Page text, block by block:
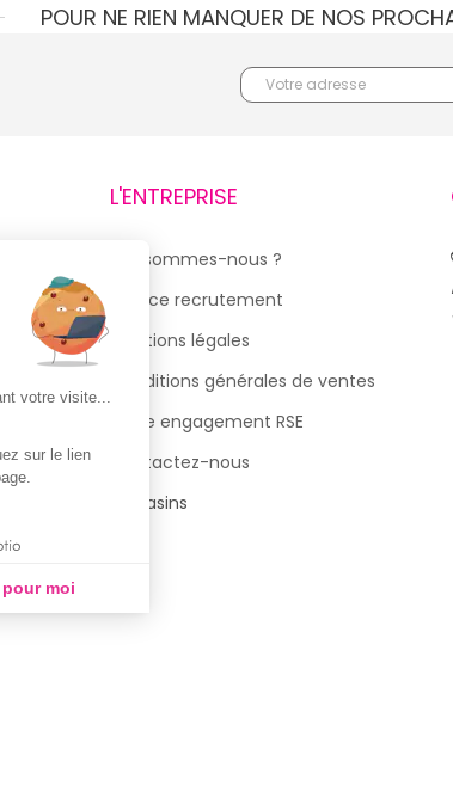
POUR NE RIEN MANQUER DE NOS
L'ENTREPRISE
Qui sommes-nous ?
Espace recrutement
Mentions légales
Conditions générales de ventes
Notre engagement RSE
Contactez-nous
Magasins
votre visite...
sur le lien
pour moi